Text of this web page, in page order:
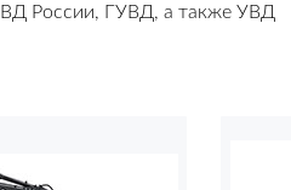
России, ГУВД, а также УВД